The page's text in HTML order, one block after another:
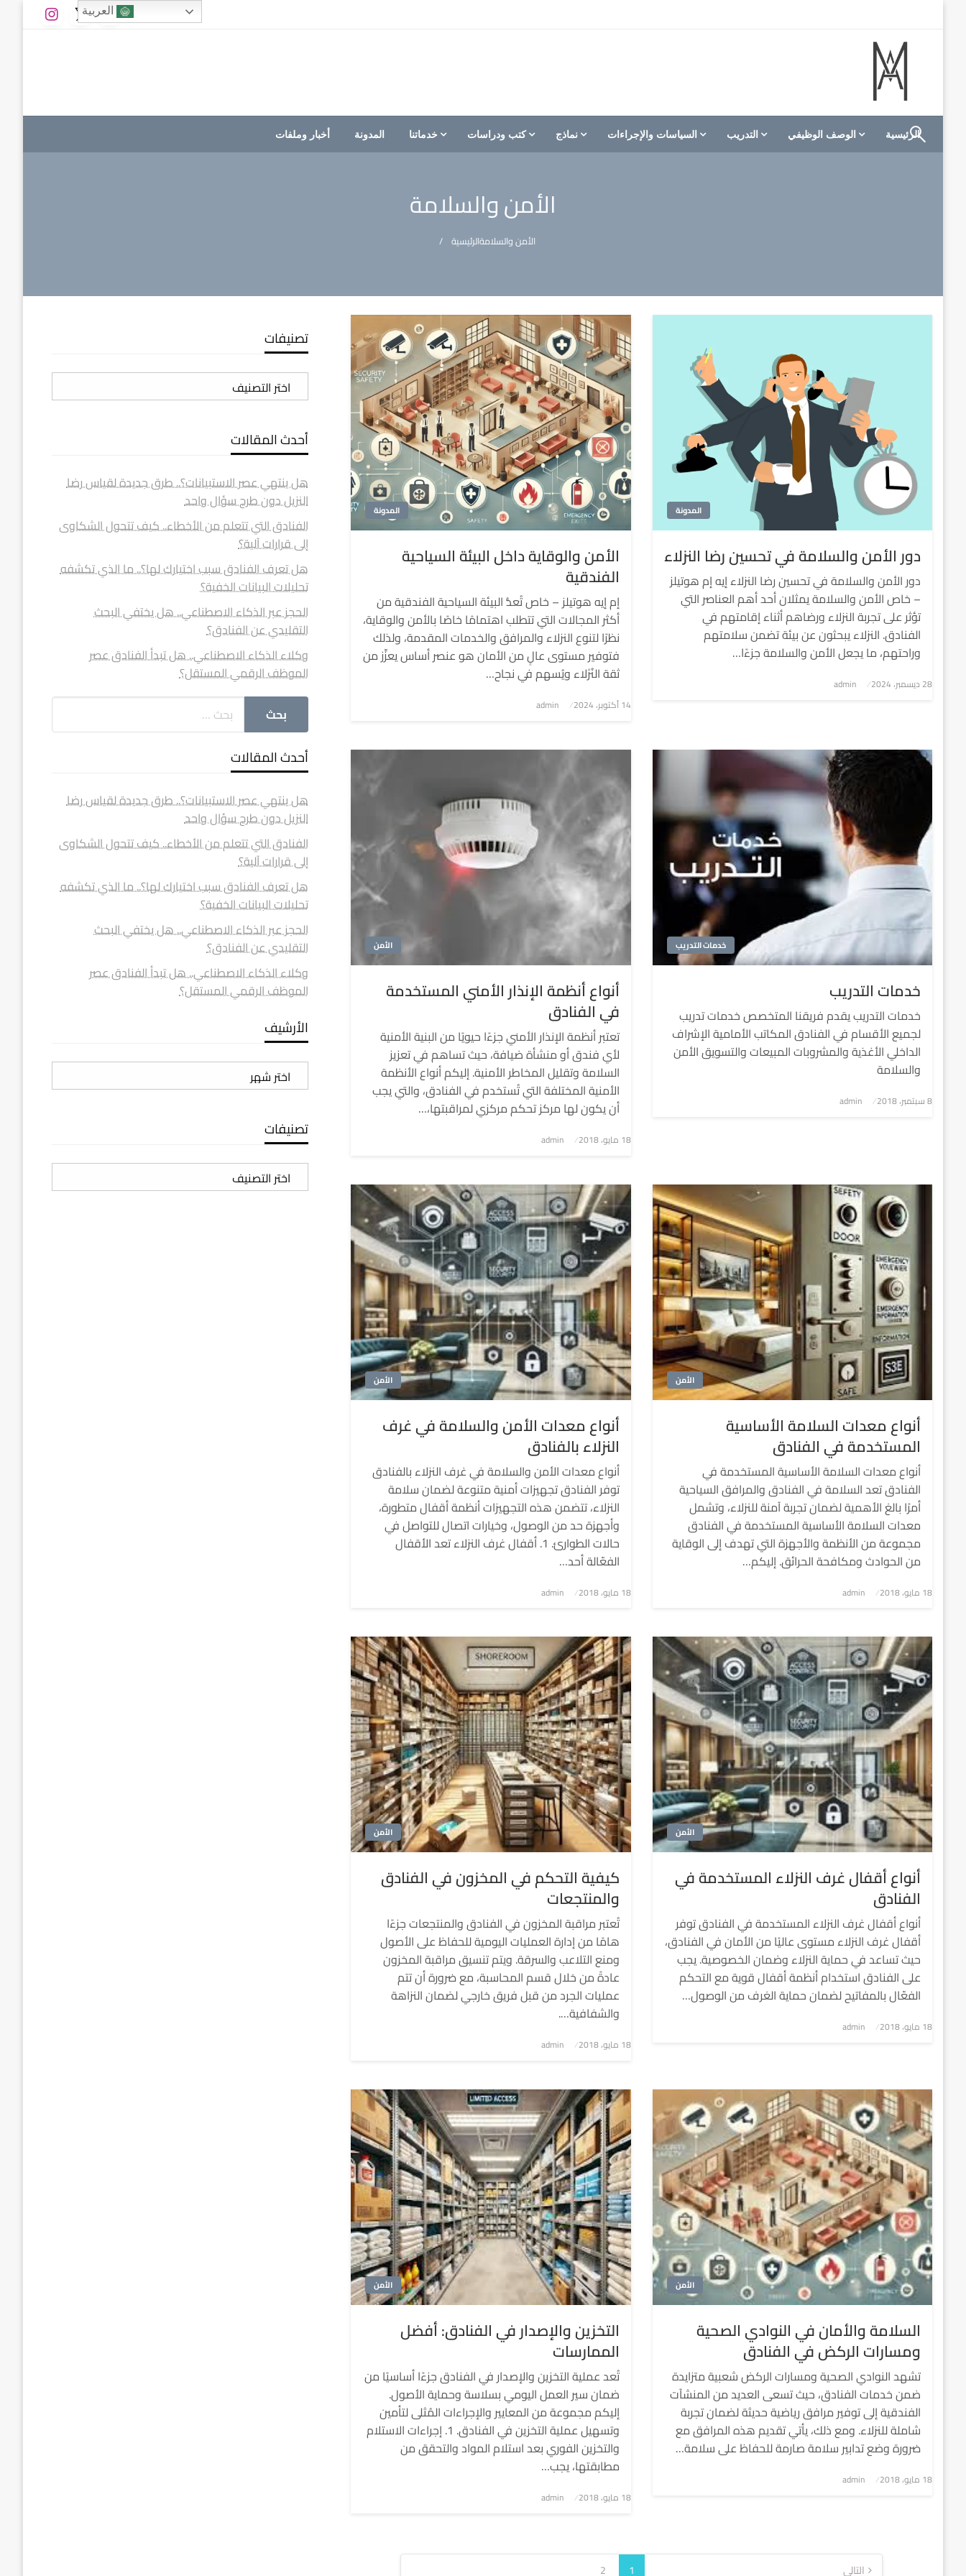
M A hotels | إم ايه هوتيلز
الموقع الأول للعاملين في الفنادق في العالم العربي
الرئيسية الوصف الوظيفي التدريب السياسات والإجراءات نماذج كتب ودراسات خدماتنا المدونة أخبار وملفات
الأمن والسلامة
الرئيسيةالأمن والسلامة
المدونة
دور الأمن والسلامة في تحسين رضا النزلاء
دور الأمن والسلامة في تحسين رضا النزلاء إيه إم هوتيلز
– خاص الأمن والسلامة يمثلان أحد أهم العناصر التي
تؤثر على تجربة النزلاء ورضاهم أثناء إقامتهم في
الفنادق. النزلاء يبحثون عن بيئة تضمن سلامتهم
وراحتهم، ما يجعل الأمن والسلامة جزءًا…
نُشر
28 ديسمبر، 2024 admin
المدونة
الأمن والوقاية داخل البيئة السياحية
الفندقية
إم إيه هوتيلز – خاص تُعدُّ البيئة السياحية الفندقية من
أكثر المجالات التي تتطلب اهتمامًا خاصًا بالأمن والوقاية،
نظرًا لتنوع النزلاء والمرافق والخدمات المقدمة، ولذلك
فتوفير مستوى عالٍ من الأمان هو عنصر أساس يعزِّز من
ثقة النُزَلاء ويُسهم في نجاح…
نُشر
14 أكتوبر، 2024 admin
خدمات التدريب
خدمات التدريب
خدمات التدريب يقدم فريقنا المتخصص خدمات تدريب
لجميع الأقسام في الفنادق المكاتب الأمامية الإشراف
الداخلي الأغذية والمشروبات المبيعات والتسويق الأمن
والسلامة
نُشر
8 سبتمبر، 2018 admin
الأمن
أنواع أنظمة الإنذار الأمني ​​المستخدمة
في الفنادق
تعتبر أنظمة الإنذار الأمني جزءًا حيويًا من البنية الأمنية
لأي فندق أو منشأة ضيافة، حيث تساهم في تعزيز
السلامة وتقليل المخاطر الأمنية. إليكم أنواع الأنظمة
الأمنية المختلفة التي تُستخدم في الفنادق، والتي يجب
أن يكون لها مركز تحكم مركزي لمراقبتها،…
نُشر
18 مايو، 2018 admin
الأمن
أنواع معدات السلامة الأساسية
المستخدمة في الفنادق
أنواع معدات السلامة الأساسية المستخدمة في
الفنادق تعد السلامة في الفنادق والمرافق السياحية
أمرًا بالغ الأهمية لضمان تجربة آمنة للنزلاء، وتشمل
معدات السلامة الأساسية المستخدمة في الفنادق
مجموعة من الأنظمة والأجهزة التي تهدف إلى الوقاية
من الحوادث ومكافحة الحرائق. إليكم…
نُشر
18 مايو، 2018 admin
الأمن
أنواع معدات الأمن والسلامة في غرف
النزلاء بالفنادق
أنواع معدات الأمن والسلامة في غرف النزلاء بالفنادق
توفر الفنادق تجهيزات أمنية متنوعة لضمان سلامة
النزلاء، تتضمن هذه التجهيزات أنظمة أقفال متطورة،
وأجهزة حد من الوصول، وخيارات اتصال للتواصل في
حالات الطوارئ. 1. أقفال غرف النزلاء تعد الأقفال
الفعّالة أحد…
نُشر
18 مايو، 2018 admin
الأمن
أنواع أقفال غرف النزلاء المستخدمة في
الفنادق
أنواع أقفال غرف النزلاء المستخدمة في الفنادق توفر
أقفال غرف النزلاء مستوى عاليًا من الأمان في الفنادق،
حيث تساعد في حماية النزلاء وضمان الخصوصية. يجب
على الفنادق استخدام أنظمة أقفال قوية مع التحكم
الفعّال بالمفاتيح لضمان حماية الغرف من الوصول…
نُشر
18 مايو، 2018 admin
الأمن
كيفية التحكم في المخزون في الفنادق
والمنتجعات
تُعتبر مراقبة المخزون في الفنادق والمنتجعات جزءًا
هامًا من إدارة العمليات اليومية للحفاظ على الأصول
ومنع التلاعب والسرقة. ويتم تنسيق مراقبة المخزون
عادةً من خلال قسم المحاسبة، مع ضرورة أن تتم
عمليات الجرد من قبل فريق خارجي لضمان النزاهة
والشفافية….
نُشر
18 مايو، 2018 admin
الأمن
السلامة والأمان في النوادي الصحية
ومسارات الركض في الفنادق
تشهد النوادي الصحية ومسارات الركض شعبية متزايدة
ضمن خدمات الفنادق، حيث تسعى العديد من المنشآت
الفندقية إلى توفير مرافق رياضية حديثة لضمان تجربة
شاملة للنزلاء. ومع ذلك، يأتي تقديم هذه المرافق مع
ضرورة وضع تدابير سلامة صارمة للحفاظ على سلامة…
نُشر
18 مايو، 2018 admin
الأمن
التخزين والإصدار في الفنادق: أفضل
الممارسات
تُعد عملية التخزين والإصدار في الفنادق جزءًا أساسيًا من
ضمان سير العمل اليومي بسلاسة وحماية الأصول.
إليكم مجموعة من المعايير والإجراءات المُثلى لتأمين
وتسهيل عملية التخزين في الفنادق. 1. إجراءات الاستلام
والتخزين الفوري بعد استلام المواد والتحقق من
مطابقتها، يجب…
نُشر
18 مايو، 2018 admin
تعدد 1
2 التالي
تصنيفات
تصنيفات
أحدث المقالات
هل ينتهي عصر الاستبيانات؟.. طرق جديدة لقياس رضا
النزيل دون طرح سؤال واحد
الفنادق التي تتعلم من الأخطاء.. كيف تتحول الشكاوى
إلى قرارات آلية؟
هل تعرف الفنادق سبب اختيارك لها؟.. ما الذي تكشفه
تحليلات البيانات الخفية؟
الحجز عبر الذكاء الاصطناعي.. هل يختفي البحث
التقليدي عن الفنادق؟
وكلاء الذكاء الاصطناعي.. هل تبدأ الفنادق عصر
الموظف الرقمي المستقل؟
أحدث المقالات
هل ينتهي عصر الاستبيانات؟.. طرق جديدة لقياس رضا
النزيل دون طرح سؤال واحد
الفنادق التي تتعلم من الأخطاء.. كيف تتحول الشكاوى
إلى قرارات آلية؟
هل تعرف الفنادق سبب اختيارك لها؟.. ما الذي تكشفه
تحليلات البيانات الخفية؟
الحجز عبر الذكاء الاصطناعي.. هل يختفي البحث
التقليدي عن الفنادق؟
وكلاء الذكاء الاصطناعي.. هل تبدأ الفنادق عصر
الموظف الرقمي المستقل؟
الأرشيف
الأرشيف
تصنيفات
تصنيفات
العربية